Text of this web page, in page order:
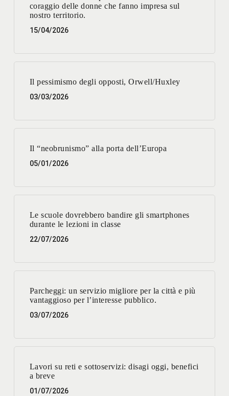
coraggio delle donne che fanno impresa sul
nostro territorio.
15/04/2026
Il pessimismo degli opposti, Orwell/Huxley
03/03/2026
Il “neobrunismo” alla porta dell’Europa
05/01/2026
Le scuole dovrebbero bandire gli smartphones
durante le lezioni in classe
22/07/2026
Parcheggi: un servizio migliore per la città e più
vantaggioso per l’interesse pubblico.
03/07/2026
Lavori su reti e sottoservizi: disagi oggi, benefici
a breve
01/07/2026